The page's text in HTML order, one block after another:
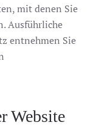
mit denen Sie
Ausführliche
entnehmen Sie
Website